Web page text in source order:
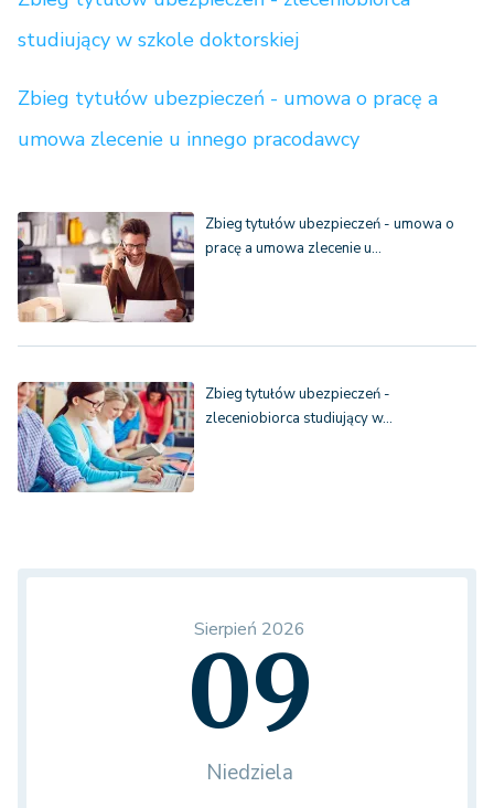
studiujący w szkole doktorskiej
Zbieg tytułów ubezpieczeń - umowa o pracę a
umowa zlecenie u innego pracodawcy
Zbieg tytułów ubezpieczeń - umowa o
pracę a umowa zlecenie u…
Zbieg tytułów ubezpieczeń -
zleceniobiorca studiujący w…
Sierpień 2026
09
Niedziela